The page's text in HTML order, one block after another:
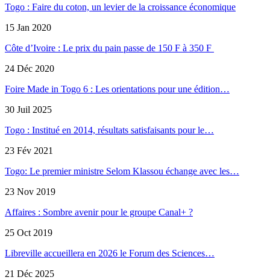
Togo : Faire du coton, un levier de la croissance économique
15 Jan 2020
Côte d’Ivoire : Le prix du pain passe de 150 F à 350 F
24 Déc 2020
Foire Made in Togo 6 : Les orientations pour une édition…
30 Juil 2025
Togo : Institué en 2014, résultats satisfaisants pour le…
23 Fév 2021
Togo: Le premier ministre Selom Klassou échange avec les…
23 Nov 2019
Affaires : Sombre avenir pour le groupe Canal+ ?
25 Oct 2019
Libreville accueillera en 2026 le Forum des Sciences…
21 Déc 2025